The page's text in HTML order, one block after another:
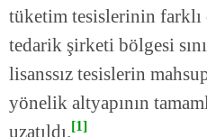
tüketim tesislerinin farklı
tedarik şirketi bölgesi
lisanssız tesislerin
yönelik altyapının
uzatıldı.[1]